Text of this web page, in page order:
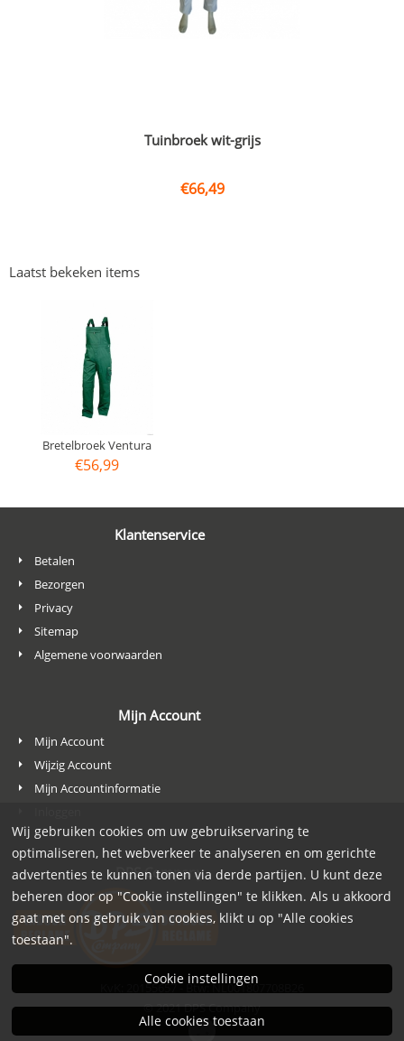
Tuinbroek wit-grijs
€66,49
Laatst bekeken items
Bretelbroek Ventura
€56,99
Klantenservice
Betalen
Bezorgen
Privacy
Sitemap
Algemene voorwaarden
Mijn Account
Mijn Account
Wijzig Account
Mijn Accountinformatie
DPS Company
KvK: 20155657 - Btw: NL001807708B26
© 2021DPS Company
Wij gebruiken cookies om uw gebruikservaring te
optimaliseren, het webverkeer te analyseren en om gerichte
advertenties te kunnen tonen via derde partijen. U kunt deze
beheren door op "Cookie instellingen" te klikken. Als u akkoord
gaat met ons gebruik van cookies, klikt u op "Alle cookies
toestaan".
Cookie instellingen
Alle cookies toestaan